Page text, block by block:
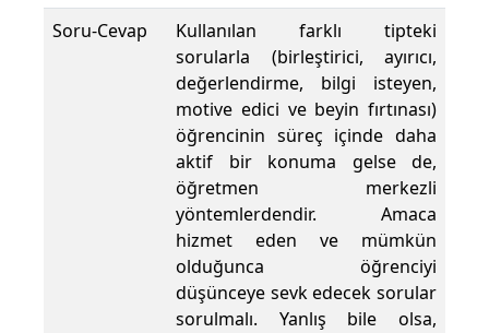
Soru-Cevap
Kullanılan farklı tipteki
sorularla (birleştirici, ayırıcı,
değerlendirme, bilgi isteyen,
motive edici ve beyin fırtınası)
öğrencinin süreç içinde daha
aktif bir konuma gelse de,
öğretmen merkezli
yöntemlerdendir. Amaca
hizmet eden ve mümkün
olduğunca öğrenciyi
düşünceye sevk edecek sorular
sorulmalı. Yanlış bile olsa,